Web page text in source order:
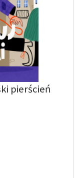
pierścień